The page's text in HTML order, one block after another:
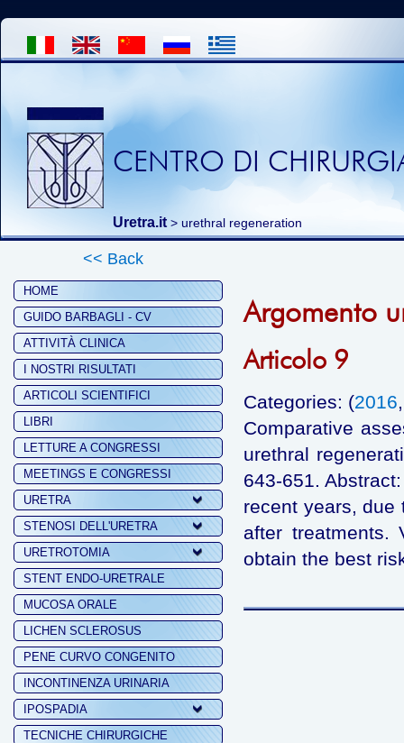
CENTRO DI
Uretra.it > urethral regeneration
<< Back
HOME
GUIDO BARBAGLI - CV
ATTIVITÀ CLINICA
I NOSTRI RISULTATI
ARTICOLI SCIENTIFICI
LIBRI
LETTURE A CONGRESSI
MEETINGS E CONGRESSI
URETRA
STENOSI DELL'URETRA
URETROTOMIA
STENT ENDO-URETRALE
MUCOSA ORALE
LICHEN SCLEROSUS
PENE CURVO CONGENITO
INCONTINENZA URINARIA
IPOSPADIA
TECNICHE CHIRURGICHE
Argomento
Articolo 9
Categories: (2016
Comparative
urethral
643-651.
recent years, due
after treatments.
obtain the best